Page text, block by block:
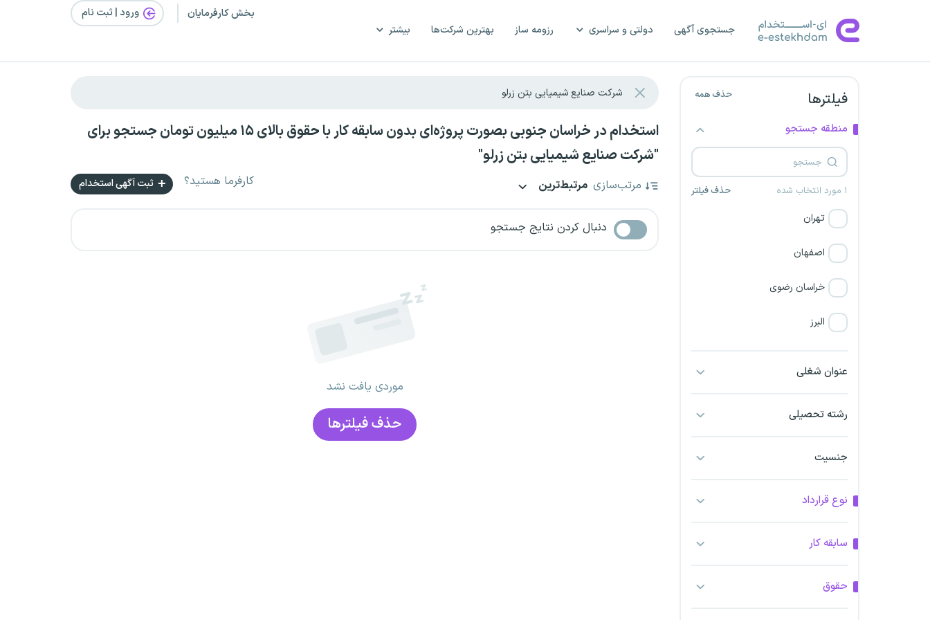
جستجوی آگهی دولتی و سراسری رزومه ساز بهترین شرکت‌ها بیشتر
بخش کارفرمایان ورود | ثبت‌ نام
فیلترها حذف همه
منطقه جستجو
۱ مورد انتخاب شده حذف فیلتر
تهران
اصفهان
خراسان رضوی
البرز
اراک
اردبیل
عنوان شغلی
رشته تحصیلی
جنسیت
نوع قرارداد
سابقه کار
حقوق
استخدام در خراسان جنوبی بصورت پروژه‌ای بدون سابقه کار با حقوق بالای ۱۵ میلیون تومان جستجو برای
"شرکت صنایع شیمیایی بتن زرلو"
مرتب‌سازی مرتبط‌ترین کارفرما هستید؟ ثبت آگهی استخدام
دنبال کردن نتایج جستجو
موردی یافت نشد
حذف فیلتر‌ها